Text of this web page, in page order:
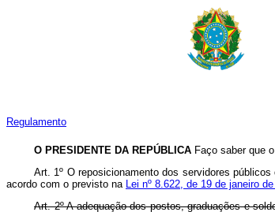
Regulamento
O PRESIDENTE DA REPÚBLICA Faço saber que
Art. 1º O reposicionamento dos servidores
acordo com o previsto na Lei nº 8.622, de 19 de janeiro
Art. 2º A adequação dos postos, graduações e